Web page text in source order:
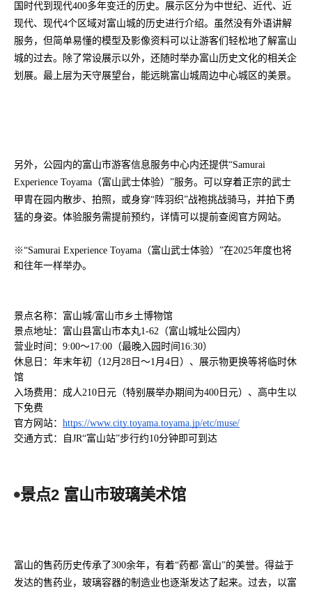
国时代到现代400多年变迁的历史。展示区分为中世纪、近代、近
现代、现代4个区域对富山城的历史进行介绍。虽然没有外语讲解
服务，但简单易懂的模型及影像资料可以让游客们轻松地了解富山
城的过去。除了常设展示以外，还随时举办富山历史文化的相关企
划展。最上层为天守展望台，能远眺富山城周边中心城区的美景。
另外，公园内的富山市游客信息服务中心内还提供“Samurai
Experience Toyama（富山武士体验）”服务。可以穿着正宗的武士
甲胄在园内散步、拍照，或身穿“阵羽织”战袍挑战骑马，并拍下勇
猛的身姿。体验服务需提前预约，详情可以提前查阅官方网站。
※“Samurai Experience Toyama（富山武士体验）”在2025年度也将
和往年一样举办。
景点名称：富山城/富山市乡土博物馆
景点地址：富山县富山市本丸1-62（富山城址公园内）
营业时间：9:00～17:00（最晚入园时间16:30）
休息日：年末年初（12月28日～1月4日）、展示物更换等将临时休
馆
入场费用：成人210日元（特别展举办期间为400日元）、高中生以
下免费
官方网站： https://www.city.toyama.toyama.jp/etc/muse/
交通方式：自JR“富山站”步行约10分钟即可到达
景点2 富山市玻璃美术馆
富山的售药历史传承了300余年，有着“药都·富山”的美誉。得益于
发达的售药业，玻璃容器的制造业也逐渐发达了起来。过去，以富